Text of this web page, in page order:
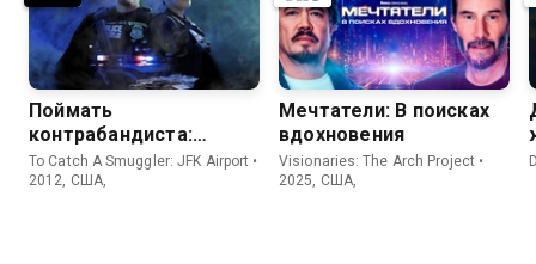
Поймать
контрабандиста:
Аэропорт Кеннеди
To Catch A Smuggler: JFK Airport •
2012, США,
Мечтатели: В поисках
вдохновения
Visionaries: The Arch Project •
2025, США,